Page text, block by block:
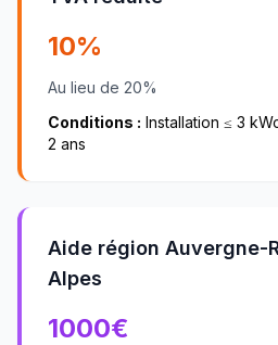
10%
Au lieu de 20%
Conditions : Installation ≤ 3
2 ans
Aide région Auvergne-
Alpes
1000€